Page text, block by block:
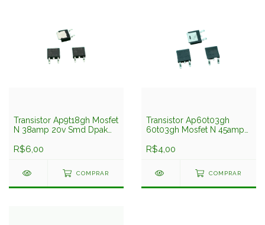
Transistor Ap9t18gh Mosfet
N 38amp 20v Smd Dpak
R$6,00
COMPRAR
Transistor Ap60t03gh
60t03gh Mosfet N 45amp
Advanced
R$4,00
COMPRAR